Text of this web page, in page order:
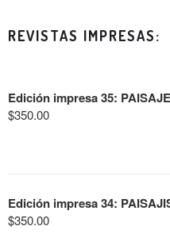
REVISTAS IMPRESAS:
Edición impresa 35:
$350.00
Edición impresa 34:
$350.00